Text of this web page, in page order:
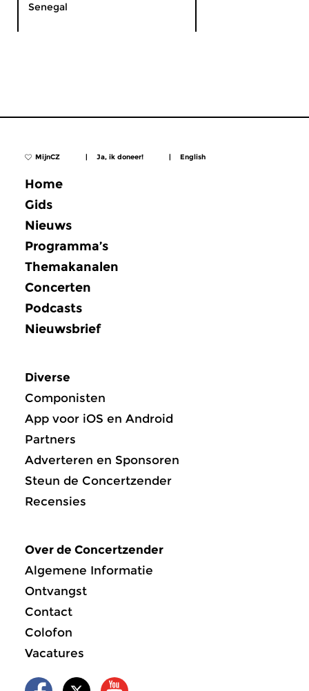
Senegal
MijnCZ | Ja, ik doneer! | English
Home
Gids
Nieuws
Programma’s
Themakanalen
Concerten
Podcasts
Nieuwsbrief
Diverse
Componisten
App voor iOS en Android
Partners
Adverteren en Sponsoren
Steun de Concertzender
Recensies
Over de Concertzender
Algemene Informatie
Ontvangst
Contact
Colofon
Vacatures